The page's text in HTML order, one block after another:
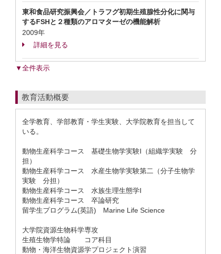
東和食品研究振興会／トラフグ初期生殖腺性分化に関与
するFSHと２種類のアロマターゼの機能解析
2009年
詳細を見る
▼全件表示
教育活動概要
全学教育、学部教育・学生実験、大学院教育を担当して
いる。
動物生産科学コース 基礎生物学実験I（組織学実験 分
担）
動物生産科学コース 水産生物学実験第二（分子生物学
実験 分担）
動物生産科学コース 水族生理生態学I
動物生産科学コース 卒論研究
留学生プログラム(英語) Marine Life Science
大学院資源生物科学専攻
生殖生物学特論 コア科目
動物・海洋生物資源学プロジェクト演習